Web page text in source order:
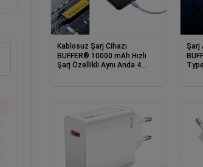
Kablosuz Şarj Cihazı
BUFFER® 10000 mAh Hızlı
Şarj Özellikli Aynı Anda 4
Şarj